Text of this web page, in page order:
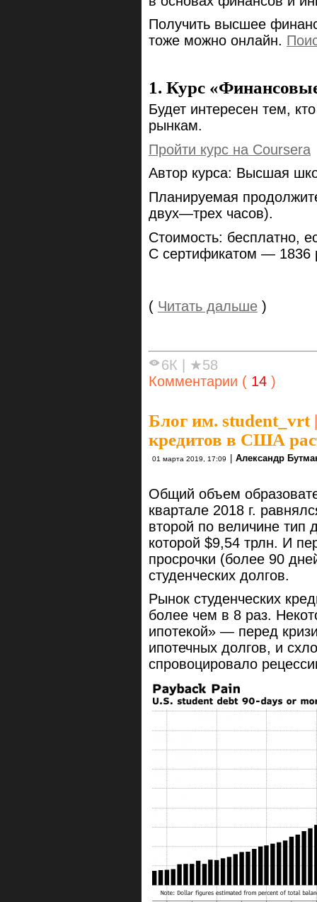
Получить высшее
тоже можно онлайн.
1. Курс
Будет интересен тем,
рынкам.
Пройти курс на Coursera
Автор курса: Высшая
Планируемая
двух—трех часов).
Стоимость: бесплатно,
С сертификатом — 1836
( Читать дальше )
6К
★58
Комментарии ( 14 )
Блог им. student_vrt|
кредитов в США
01 марта 2019, 17:09 Александр
Общий объем
квартале 2018 г.
второй по величине
которой $9,54 трлн. И
просрочки (более 90
студенческих долгов.
Рынок студенческих
более чем в 8 раз.
ипотекой» — перед
ипотечных долгов, и
спровоцировало